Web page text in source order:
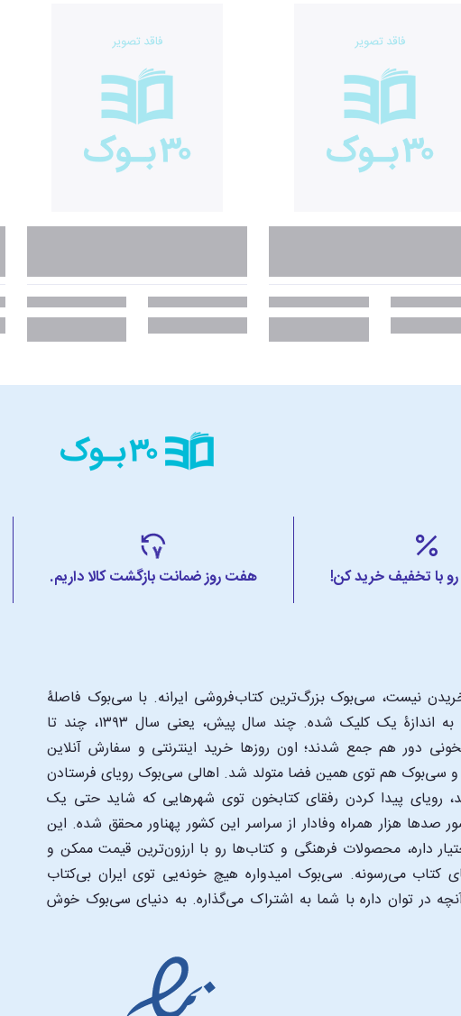
با تخفیف خرید کن! هفت روز ضمانت بازگشت کالا داریم.
نیست، سی‌بوک بزرگ‌ترین کتاب‌فروشی ایرانه. با سی‌بوک فاصلۀ
شما تا یک کتابفروشی بزرگ و پروپیمون تنها به اندازۀ یک کلیک شده. چند سال پیش، یعنی سال ۱۳۹۳، چند تا
دور هم جمع شدند؛ اون‌ روزها خرید اینترنتی و سفارش آنلاین
و سی‌بوک هم توی همین فضا متولد شد. اهالی سی‌بوک رویای فرستادن
رویای پیدا کردن رفقای کتابخون توی شهرهایی که شاید حتی یک
صدها هزار همراه وفادار از سراسر این کشور پهناور محقق شده. این
داره، محصولات فرهنگی و کتاب‌ها رو با ارزون‌ترین قیمت ممکن و
کتاب می‌رسونه. سی‌بوک امیدواره هیچ خونه‌یی توی ایران بی‌کتاب
در توان داره با شما به اشتراک می‌گذاره. به دنیای سی‌بوک خوش